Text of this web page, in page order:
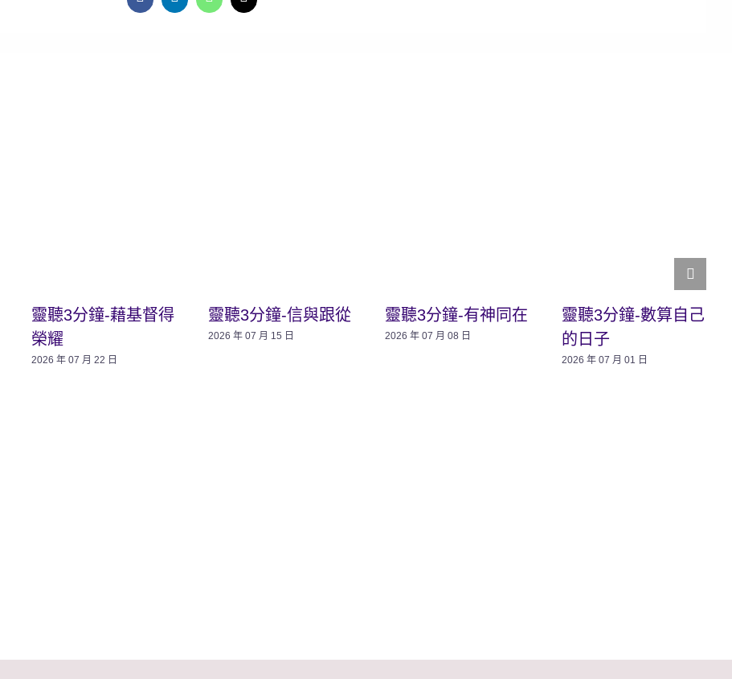
靈聽3分鐘-藉基督得
榮耀
2026 年 07 月 22 日
靈聽3分鐘-信與跟從
2026 年 07 月 15 日
靈聽3分鐘-有神同在
2026 年 07 月 08 日
靈聽3分鐘-數算自己
的日子
2026 年 07 月 01 日